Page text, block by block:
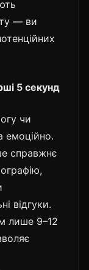
— ви
5 секунд
чи
емоційно.
справжнє
відгуки.
лише 9–12